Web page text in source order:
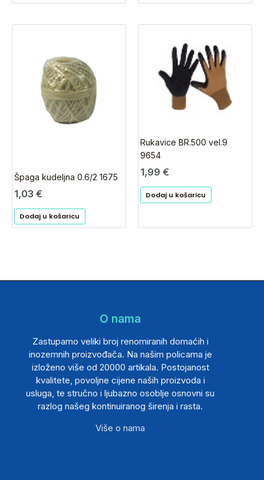
Špaga kudeljna 0.6/2 1675
1,03 €
Dodaj u košaricu
Rukavice BR.500 vel.9
9654
1,99 €
Dodaj u košaricu
O nama
Zastupamo veliki broj renomiranih domaćih i
inozemnih proizvođača. Na našim policama je
izloženo više od 20000 artikala. Postojanost
kvalitete, povoljne cijene naših proizvoda i
usluga, te stručno i ljubazno osoblje osnovni su
razlog našeg kontinuiranog širenja i rasta.
Više o nama